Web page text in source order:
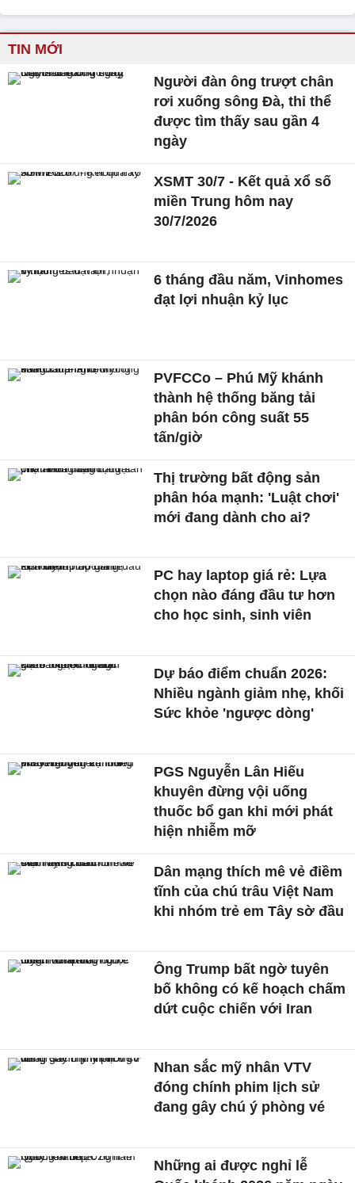
TIN MỚI
Người đàn ông trượt chân
rơi xuống sông Đà, thi thể
được tìm thấy sau gần 4
ngày
XSMT 30/7 - Kết quả xổ số
miền Trung hôm nay
30/7/2026
6 tháng đầu năm, Vinhomes
đạt lợi nhuận kỷ lục
PVFCCo – Phú Mỹ khánh
thành hệ thống băng tải
phân bón công suất 55
tấn/giờ
Thị trường bất động sản
phân hóa mạnh: 'Luật chơi'
mới đang dành cho ai?
PC hay laptop giá rẻ: Lựa
chọn nào đáng đầu tư hơn
cho học sinh, sinh viên
Dự báo điểm chuẩn 2026:
Nhiều ngành giảm nhẹ, khối
Sức khỏe 'ngược dòng'
PGS Nguyễn Lân Hiếu
khuyên đừng vội uống
thuốc bổ gan khi mới phát
hiện nhiễm mỡ
Dân mạng thích mê vẻ điềm
tĩnh của chú trâu Việt Nam
khi nhóm trẻ em Tây sờ đầu
Ông Trump bất ngờ tuyên
bố không có kế hoạch chấm
dứt cuộc chiến với Iran
Nhan sắc mỹ nhân VTV
đóng chính phim lịch sử
đang gây chú ý phòng vé
Những ai được nghỉ lễ